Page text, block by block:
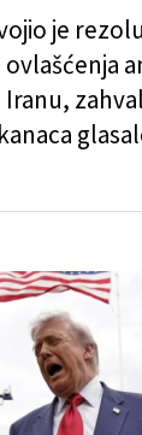
je
Iranu,